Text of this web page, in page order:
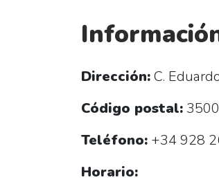
Dirección:C.
Código postal:
Teléfono: +34 928
Horario: